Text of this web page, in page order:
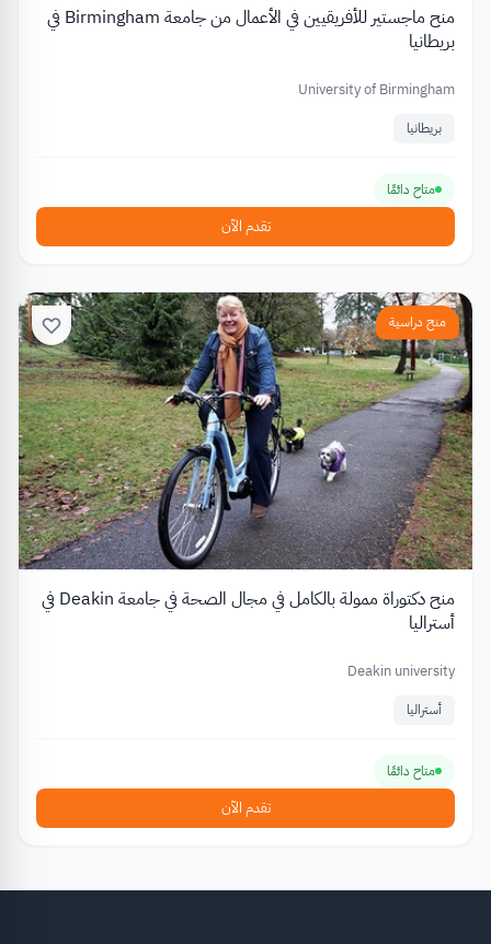
منح ماجستير للأفريقيين في الأعمال من جامعة Birmingham في
بريطانيا
University of Birmingham
بريطانيا
متاح دائمًا
تقدم الآن
منح دراسية
منح دكتوراة ممولة بالكامل في مجال الصحة في جامعة Deakin في
أستراليا
Deakin university
أستراليا
متاح دائمًا
تقدم الآن